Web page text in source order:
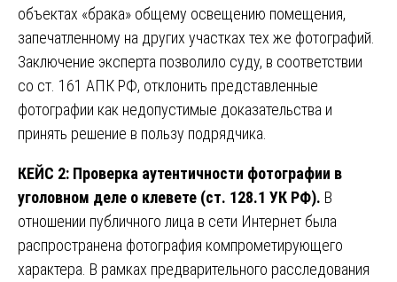
объектах «брака» общему освещению помещения,
запечатленному на других участках тех же фотографий.
Заключение эксперта позволило суду, в соответствии
со ст. 161 АПК РФ, отклонить представленные
фотографии как недопустимые доказательства и
принять решение в пользу подрядчика.
КЕЙС 2: Проверка аутентичности фотографии в
уголовном деле о клевете (ст. 128.1 УК РФ). В
отношении публичного лица в сети Интернет была
распространена фотография компрометирующего
характера. В рамках предварительного расследования